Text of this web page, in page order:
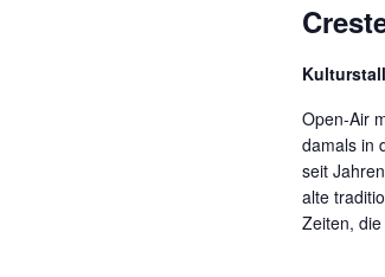
Open-Air
damals in
seit
alte
Zeiten,